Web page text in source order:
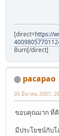
[direct=https://
Burn[/direct]
pacapao
05 มีนาคม 2007,
ขอบคุณมาก ที่
มีประโยชน์กับ